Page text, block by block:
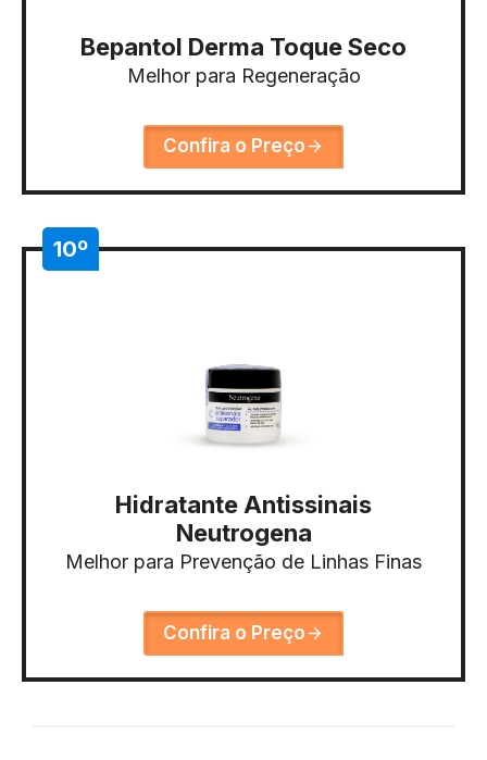
Bepantol Derma Toque Seco
Melhor para Regeneração
Confira o Preço
10º
Hidratante Antissinais
Neutrogena
Melhor para Prevenção de Linhas Finas
Confira o Preço